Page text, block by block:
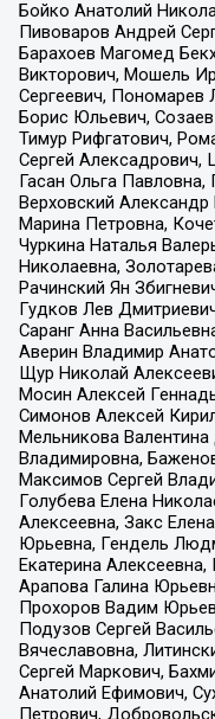
Бойко Анатолий
Пивоваров Андрей
Барахоев Магомед
Викторович, Мошель
Сергеевич, Пономарев
Борис Юльевич,
Тимур Рифгатович,
Сергей Алексадрович,
Гасан Ольга
Верховский
Марина Петровна,
Чуркина Наталья
Николаевна,
Рачинский Ян
Гудков Лев
Саранг Анна
Аверин Владимир
Щур Николай
Мосин Алексей
Симонов Алексей
Мельникова
Владимировна,
Максимов Сергей
Голубева Елена
Алексеевна, Закс
Юрьевна, Гендель
Екатерина
Арапова Галина
Прохоров Вадим
Подузов Сергей
Вячеславовна,
Сергей Маркович,
Анатолий Ефимович,
Петрович,